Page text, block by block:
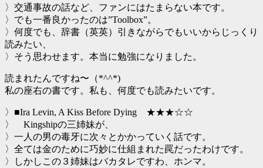
〉交通事故の話など、ファンにはたまらない本です。
〉でも一番良かったのは”Toolbox”。
〉何度でも、辞書（英英）引きながらでもいいからじっくり
読みたい、
〉そう思わせます。本当に勉強になりました。
読まれたんですね〜（*^^*)
私の座右の書です。私も、何度でも読みたいです。
〉■Ira Levin, A Kiss Before Dying ★★★☆☆
〉 Kingshipの三姉妹が、
〉一人の男の毒牙に次々とかかっていく話です。
〉全ては金のために巧妙に仕組まれた罠だったわけです。
〉しかしこの３姉妹はバカタレですわ、ホンマ。